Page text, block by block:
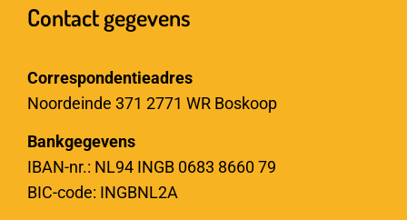
Contact gegevens
Correspondentieadres
Noordeinde 371 2771 WR Boskoop
Bankgegevens
IBAN-nr.: NL94 INGB 0683 8660 79
BIC-code: INGBNL2A